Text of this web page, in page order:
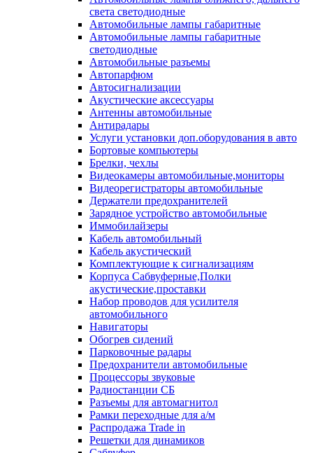
света светодиодные
Автомобильные лампы габаритные
Автомобильные лампы габаритные
светодиодные
Автомобильные разъемы
Автопарфюм
Автосигнализации
Акустические аксессуары
Антенны автомобильные
Антирадары
Услуги установки доп.оборудования в авто
Бортовые компьютеры
Брелки, чехлы
Видеокамеры автомобильные,мониторы
Видеорегистраторы автомобильные
Держатели предохранителей
Зарядное устройство автомобильные
Иммобилайзеры
Кабель автомобильный
Кабель акустический
Комплектующие к сигнализациям
Корпуса Сабвуферные,Полки
акустические,проставки
Набор проводов для усилителя
автомобильного
Навигаторы
Обогрев сидений
Парковочные радары
Предохранители автомобильные
Процессоры звуковые
Радиостанции СБ
Разъемы для автомагнитол
Рамки переходные для а/м
Распродажа Trade in
Решетки для динамиков